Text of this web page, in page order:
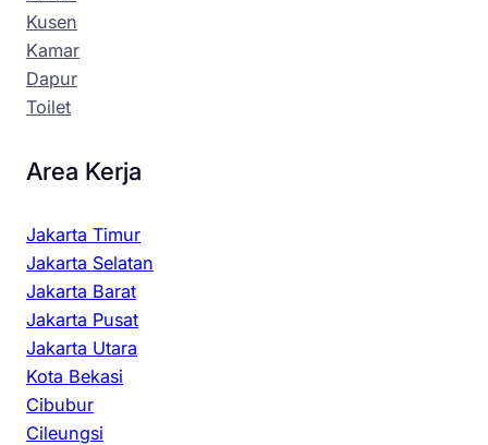
Kusen
Kamar
Dapur
Toilet
Area Kerja
Jakarta Timur
Jakarta Selatan
Jakarta Barat
Jakarta Pusat
Jakarta Utara
Kota Bekasi
Cibubur
Cileungsi